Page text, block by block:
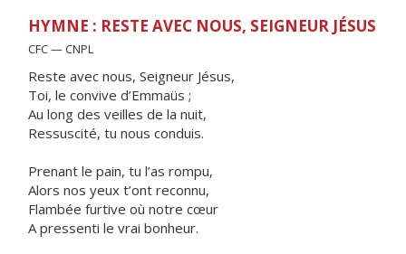
HYMNE : RESTE AVEC NOUS, SEIGNEUR JÉSUS
CFC — CNPL
Reste avec nous, Seigneur Jésus,
Toi, le convive d’Emmaüs ;
Au long des veilles de la nuit,
Ressuscité, tu nous conduis.
Prenant le pain, tu l’as rompu,
Alors nos yeux t’ont reconnu,
Flambée furtive où notre cœur
A pressenti le vrai bonheur.